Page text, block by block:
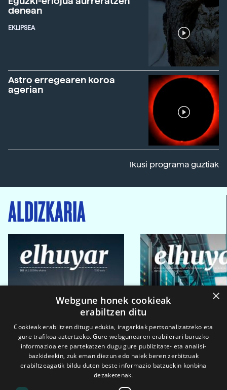
denean
EKLIPSEA
Astro erregearen koroa
agerian
Ikusi programa guztiak
ALDIZKARIA
×
Webgune honek cookieak
erabiltzen ditu
Cookieak erabiltzen ditugu edukia, iragarkiak pertsonalizatzeko eta
gure trafikoa aztertzeko. Gure webgunearen erabilerari buruzko
informazioa ere partekatzen dugu gure publizitate- eta analisi-
bazkideekin, zuk eman diezun edo haiek beren zerbitzuak
erabiltzeagatik bildu duten beste informazio batzuekin konbina
dezaketenak.